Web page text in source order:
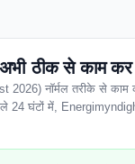
ठीक से काम कर
नॉर्मल तरीके से काम
24 घंटों में,